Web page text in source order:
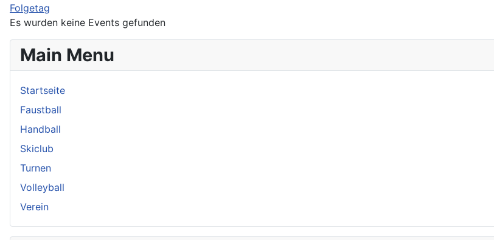
Folgetag
Es wurden keine Events gefunden
Main Menu
Startseite
Faustball
Handball
Skiclub
Turnen
Volleyball
Verein